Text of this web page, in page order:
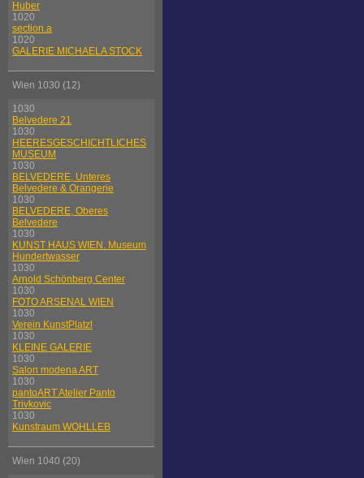
Huber
1020
section.a
1020
GALERIE MICHAELA STOCK
Wien 1030 (12)
1030
Belvedere 21
1030
HEERESGESCHICHTLICHES
MUSEUM
1030
BELVEDERE, Unteres
Belvedere & Orangerie
1030
BELVEDERE, Oberes
Belvedere
1030
KUNST HAUS WIEN. Museum
Hundertwasser
1030
Arnold Schönberg Center
1030
FOTO ARSENAL WIEN
1030
Verein KunstPlatzl
1030
KLEINE GALERIE
1030
Salon modena ART
1030
pantoART Atelier Panto
Trivkovic
1030
Kunstraum WOHLLEB
Wien 1040 (20)